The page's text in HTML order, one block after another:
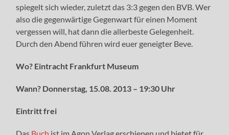
spiegelt sich wieder, zuletzt das 3:3 gegen den BVB. Wer
also die gegenwärtige Gegenwart für einen Moment
vergessen will, hat dann die allerbeste Gelegenheit.
Durch den Abend führen wird euer geneigter Beve.
Wo? Eintracht Frankfurt Museum
Wann? Donnerstag, 15.08. 2013 – 19:30 Uhr
Eintritt frei
Das Buch ist im Agon Verlag erschienen und bietet für